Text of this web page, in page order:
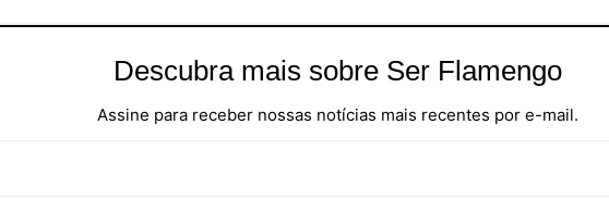
Descubra mais sobre Ser Flamengo
Assine para receber nossas notícias mais recentes por e-mail.